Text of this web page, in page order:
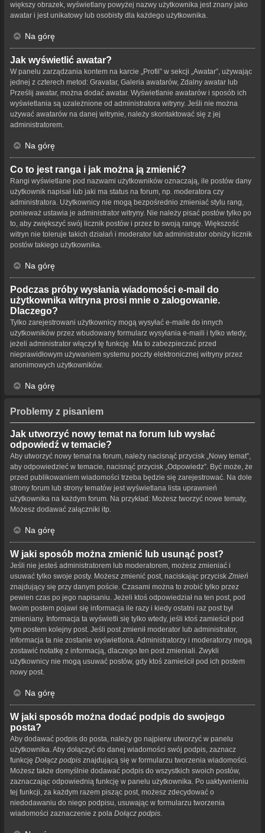
większy obrazek, wyświetlany powyżej nazwy użytkownika jest znany jako
awatar i jest unikatowy lub osobisty dla każdego użytkownika.
Na górę
Jak wyświetlić awatar?
W panelu zarządzania kontem na karcie „Profil” w sekcji „Awatar”, używając
jednej z czterech metod: Gravatar, Galeria awatarów, Zdalny awatar lub
Prześlij awatar, można dodać awatar. Wyświetlanie awatarów i sposób ich
wyświetlania są uzależnione od administratora witryny. Jeśli nie można
używać awatarów na danej witrynie, należy skontaktować się z jej
administratorem.
Na górę
Co to jest ranga i jak można ją zmienić?
Rangi wyświetlane pod nazwami użytkowników oznaczają, ile postów dany
użytkownik napisał lub jaki ma status na forum, np. moderatora czy
administratora. Użytkownicy nie mogą bezpośrednio zmieniać stylu rang,
ponieważ ustawia je administrator witryny. Nie należy pisać postów tylko po
to, aby zwiększyć swój licznik postów i przez to swoją rangę. Większość
witryn nie toleruje takich działań i moderator lub administrator obniży licznik
postów takiego użytkownika.
Na górę
Podczas próby wysłania wiadomości e-mail do
użytkownika witryna prosi mnie o zalogowanie.
Dlaczego?
Tylko zarejestrowani użytkownicy mogą wysyłać e-maile do innych
użytkowników przez wbudowany formularz wysyłania e-maili i tylko wtedy,
jeżeli administrator włączył tę funkcję. Ma to zabezpieczać przed
nieprawidłowym używaniem systemu poczty elektronicznej witryny przez
anonimowych użytkowników.
Na górę
Problemy z pisaniem
Jak utworzyć nowy temat na forum lub wysłać
odpowiedź w temacie?
Aby utworzyć nowy temat na forum, należy nacisnąć przycisk „Nowy temat”,
aby odpowiedzieć w temacie, nacisnąć przycisk „Odpowiedz”. Być może, że
przed publikowaniem wiadomości trzeba będzie się zarejestrować. Na dole
strony forum lub strony tematów jest wyświetlana lista uprawnień
użytkownika na każdym forum. Na przykład: Możesz tworzyć nowe tematy,
Możesz dodawać załączniki itp.
Na górę
W jaki sposób można zmienić lub usunąć post?
Jeśli nie jesteś administratorem lub moderatorem, możesz zmieniać i
usuwać tylko swoje posty. Możesz zmienić post, naciskając przycisk Zmień
znajdujący się przy danym poście. Czasami można to zrobić tylko przez
pewien czas po jego napisaniu. Jeżeli ktoś odpowiedział na ten post, pod
twoim postem pojawi się informacja ile razy i kiedy ostatni raz post był
zmieniany. Informacja ta wyświetli się tylko wtedy, jeśli ktoś zamieścił pod
tym postem kolejny post. Jeśli post zmienił moderator lub administrator,
informacja ta nie zostanie wyświetlona. Administratorzy i moderatorzy mogą
zostawić notatkę z informacją, dlaczego ten post zmieniali. Zwykli
użytkownicy nie mogą usuwać postów, gdy ktoś zamieścił pod ich postem
nowy post.
Na górę
W jaki sposób można dodać podpis do swojego
posta?
Aby dodawać podpis do posta, należy go najpierw utworzyć w panelu
użytkownika. Aby dołączyć do danej wiadomości swój podpis, zaznacz
funkcję Dołącz podpis znajdującą się w formularzu tworzenia wiadomości.
Możesz także domyślnie dodawać podpis do wszystkich swoich postów,
zaznaczając odpowiednią funkcję w panelu użytkownika. Po uaktywnieniu
tej funkcji, za każdym razem pisząc post, możesz zdecydować o
niedodawaniu do niego podpisu, usuwając w formularzu tworzenia
wiadomości zaznaczenie z pola Dołącz podpis.